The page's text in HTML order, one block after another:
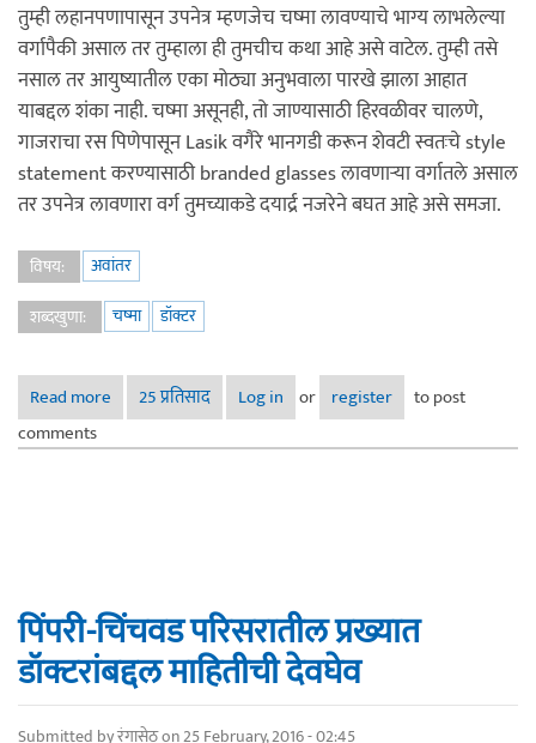
तुम्ही लहानपणापासून उपनेत्र म्हणजेच चष्मा लावण्याचे भाग्य लाभलेल्या
वर्गापैकी असाल तर तुम्हाला ही तुमचीच कथा आहे असे वाटेल. तुम्ही तसे
नसाल तर आयुष्यातील एका मोठ्या अनुभवाला पारखे झाला आहात
याबद्दल शंका नाही. चष्मा असूनही, तो जाण्यासाठी हिरवळीवर चालणे,
गाजराचा रस पिणेपासून Lasik वगैरे भानगडी करून शेवटी स्वतःचे style
statement करण्यासाठी branded glasses लावणाऱ्या वर्गातले असाल
तर उपनेत्र लावणारा वर्ग तुमच्याकडे दयार्द्र नजरेने बघत आहे असे समजा.
विषय:
अवांतर
शब्दखुणा:
चष्मा डॉक्टर
Read more about माझे उपनेत्रपुराण (माझे उनेपु)
25 प्रतिसाद Log in or register
to post
comments
पिंपरी-चिंचवड परिसरातील प्रख्यात
डॉक्टरांबद्दल माहितीची देवघेव
Submitted byरंगासेठon 25 February, 2016 - 02:45